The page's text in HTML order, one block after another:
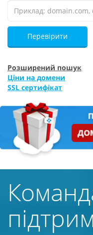
Перевірити
Розширений пошук
Ціни на домени
SSL сертифікат